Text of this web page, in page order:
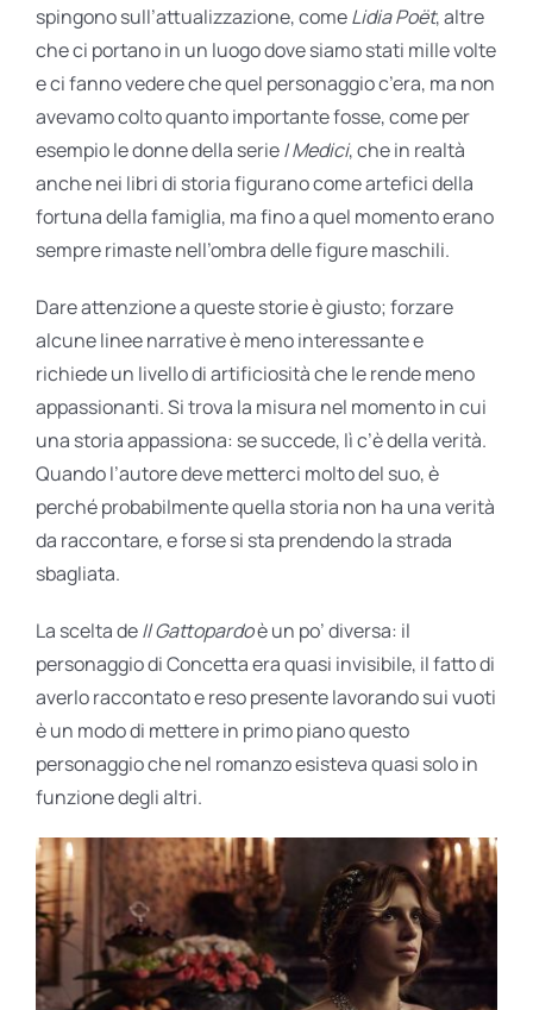
spingono sull’attualizzazione, comeLidia Poët, altre
che ci portano in un luogo dove siamo stati mille volte
e ci fanno vedere che quel personaggio c’era, ma non
avevamo colto quanto importante fosse, come per
esempio le donne della serieI Medici, che in realtà
anche nei libri di storia figurano come artefici della
fortuna della famiglia, ma fino a quel momento erano
sempre rimaste nell’ombra delle figure maschili.
Dare attenzione a queste storie è giusto; forzare
alcune linee narrative è meno interessante e
richiede un livello di artificiosità che le rende meno
appassionanti. Si trova la misura nel momento in cui
una storia appassiona: se succede, lì c’è della verità.
Quando l’autore deve metterci molto del suo, è
perché probabilmente quella storia non ha una verità
da raccontare, e forse si sta prendendo la strada
sbagliata.
La scelta deIl Gattopardoè un po’ diversa: il
personaggio di Concetta era quasi invisibile, il fatto di
averlo raccontato e reso presente lavorando sui vuoti
è un modo di mettere in primo piano questo
personaggio che nel romanzo esisteva quasi solo in
funzione degli altri.